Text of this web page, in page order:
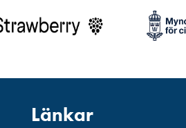
Länkar